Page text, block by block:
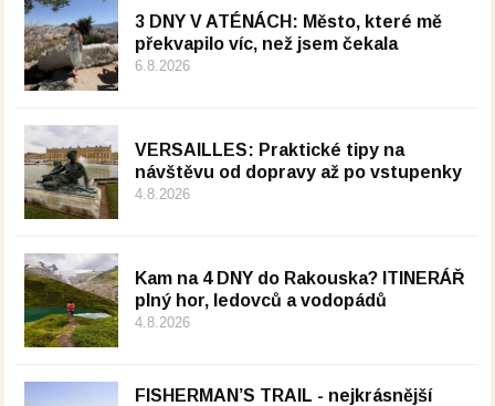
3 DNY V ATÉNÁCH: Město, které mě
překvapilo víc, než jsem čekala
6.8.2026
VERSAILLES: Praktické tipy na
návštěvu od dopravy až po vstupenky
4.8.2026
Kam na 4 DNY do Rakouska? ITINERÁŘ
plný hor, ledovců a vodopádů
4.8.2026
FISHERMAN’S TRAIL - nejkrásnější